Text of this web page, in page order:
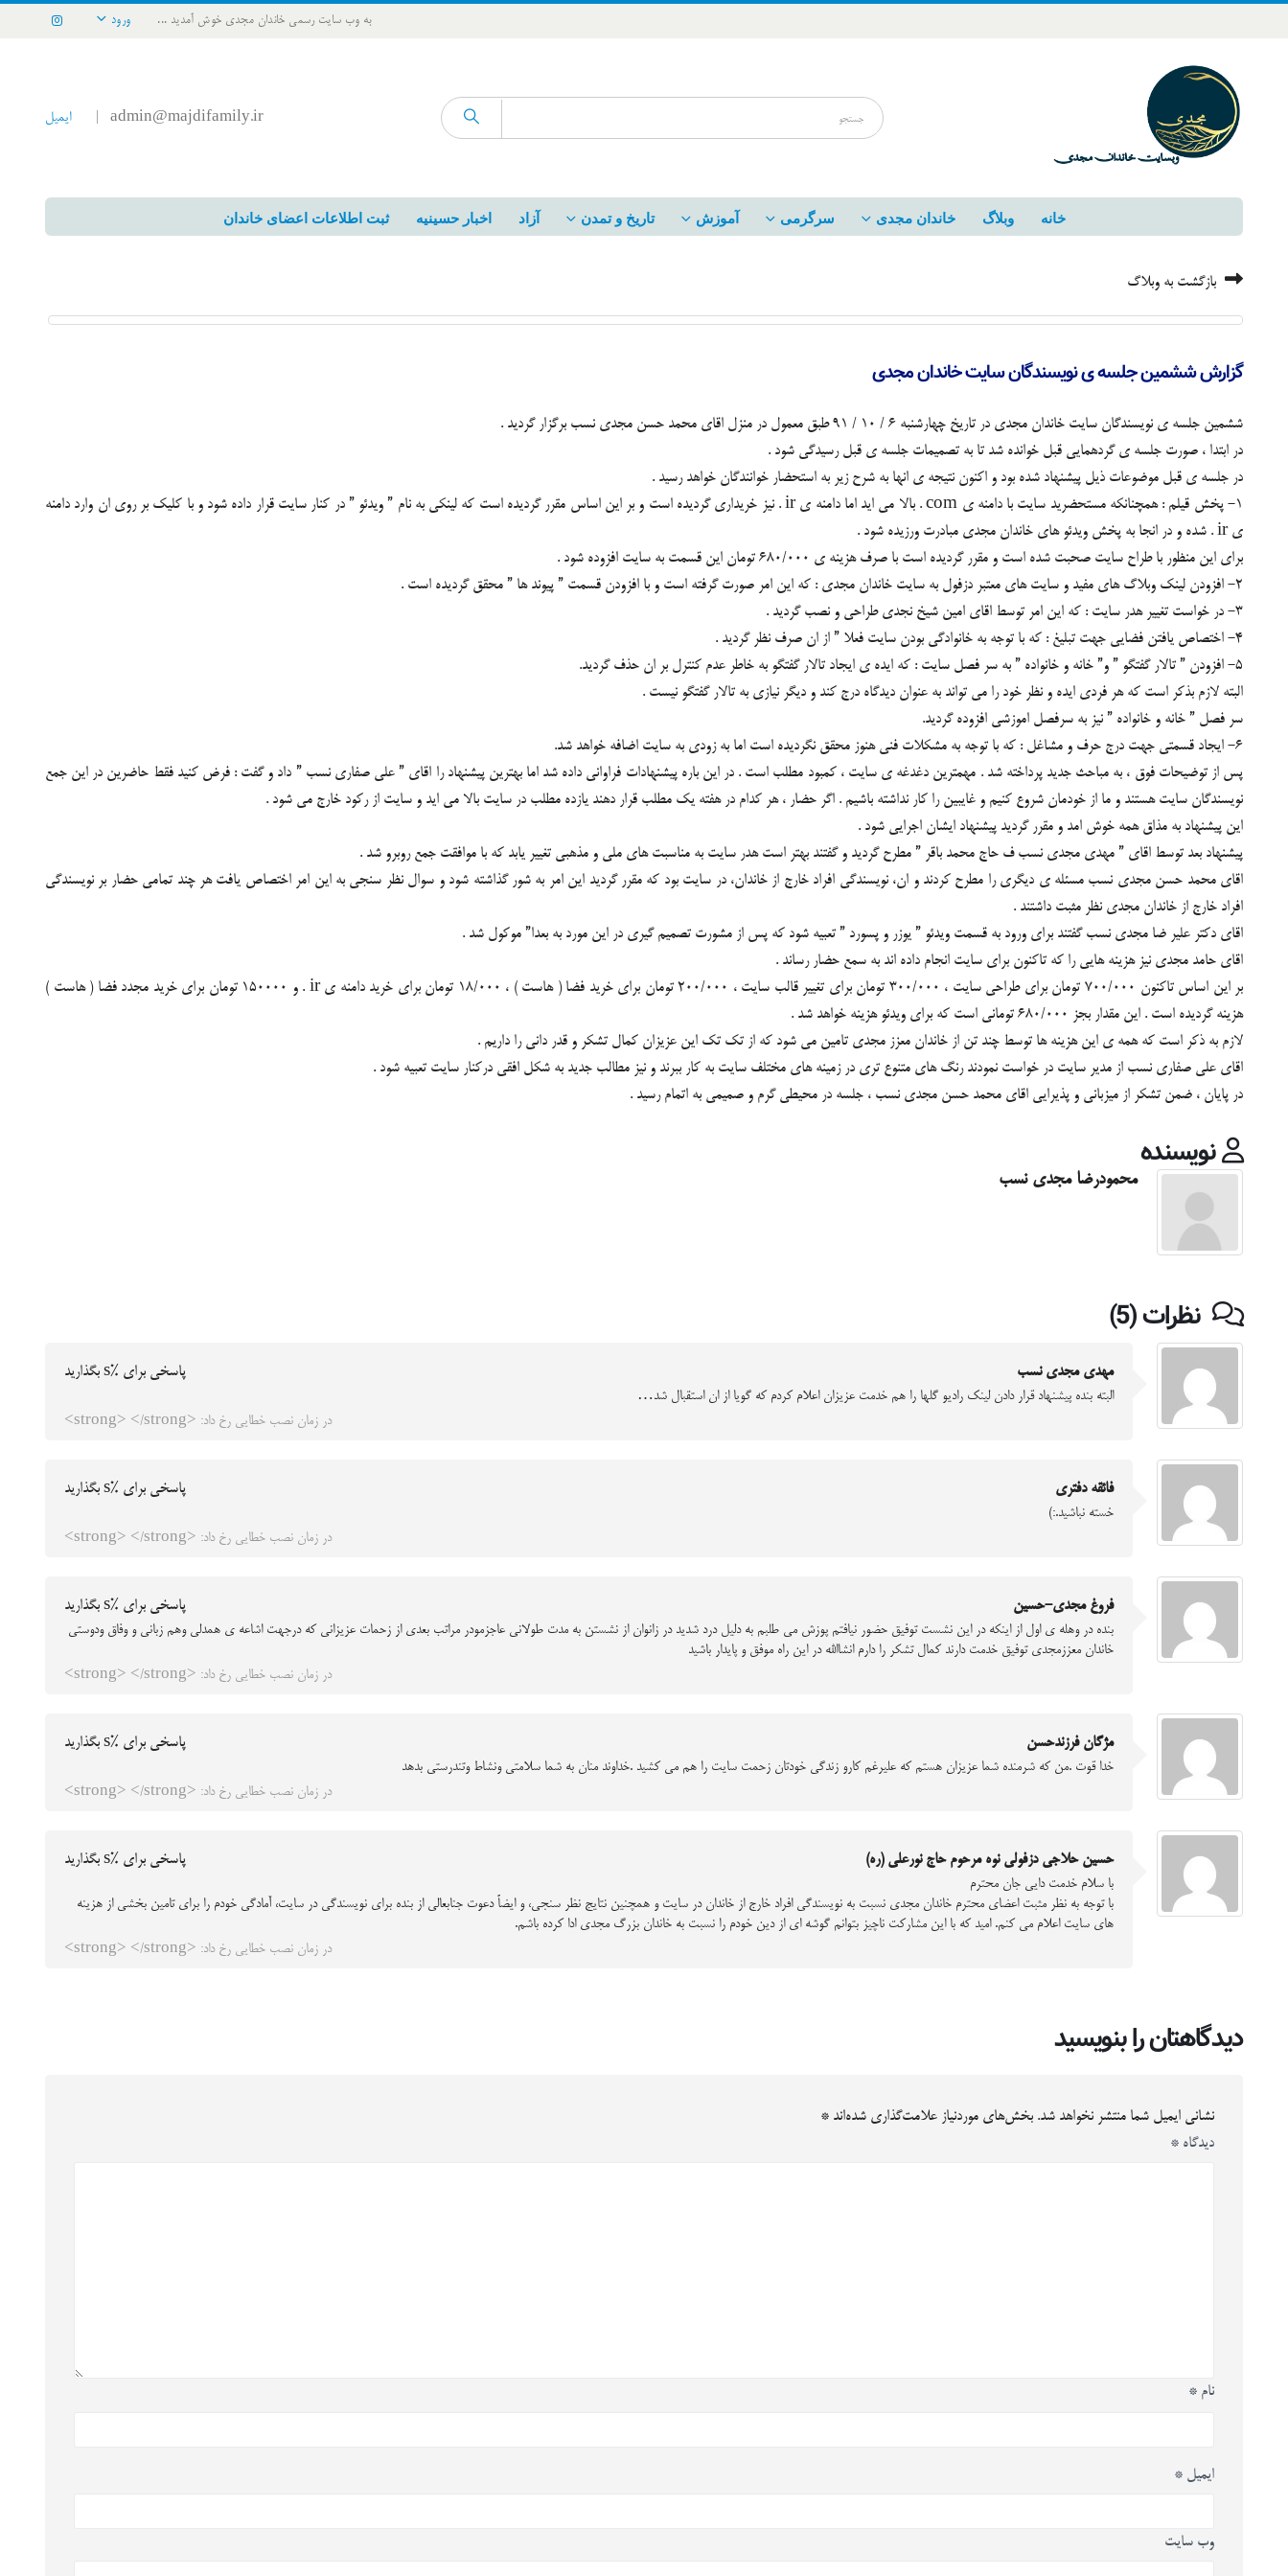
به وب سایت رسمی خاندان مجدی خوش آمدید ... ورود
admin@majdifamily.ir ایمیل
خانه وبلاگ خاندان مجدی سرگرمی آموزش تاریخ و تمدن آزاد اخبار حسینیه ثبت اطلاعات اعضای خاندان
بازگشت به وبلاگ
گزارش ششمین جلسه ی نویسندگان سایت خاندان مجدی
ششمین جلسه ی نویسندگان سایت خاندان مجدی در تاریخ چهارشنبه 6 / 10 / 91 طبق معمول در منزل اقای محمد حسن مجدی نسب برگزار گردید .
در ابتدا ، صورت جلسه ی گردهمایی قبل خوانده شد تا به تصمیمات جلسه ی قبل رسیدگی شود .
در جلسه ی قبل موضوعات ذیل پیشنهاد شده بود و اکنون نتیجه ی انها به شرح زیر به استحضار خوانندگان خواهد رسید .
1- پخش قیلم : همچنانکه مستحضرید سایت با دامنه ی com . بالا می اید اما دامنه ی ir . نیز خریداری گردیده است و بر این اساس مقرر گردیده است که لینکی به نام ” ویدئو ” در کنار سایت قرار داده شود و با کلیک بر روی ان وارد دامنه
ی ir . شده و در انجا به پخش ویدئو های خاندان مجدی مبادرت ورزیده شود .
برای این منظور با طراح سایت صحبت شده است و مقرر گردیده است با صرف هزینه ی 680/000 تومان این قسمت به سایت افزوده شود .
2- افزودن لینک وبلاگ های مفید و سایت های معتبر دزفول به سایت خاندان مجدی : که این امر صورت گرفته است و با افزودن قسمت ” پیوند ها ” محقق گردیده است .
3- در خواست تغییر هدر سایت : که این امر توسط اقای امین شیخ نجدی طراحی و نصب گردید .
4- اختصاص یافتن فضایی جهت تبلیغ : که با توجه به خانوادگی بودن سایت فعلا ” از ان صرف نظر گردید .
5- افزودن ” تالار گفتگو ” و” خانه و خانواده ” به سر فصل سایت : که ایده ی ایجاد تالار گفتگو به خاطر عدم کنترل بر ان حذف گردید.
البته لازم بذکر است که هر فردی ایده و نظر خود را می تواند به عنوان دیدگاه درج کند و دیگر نیازی به تالار گفتگو نیست .
سر فصل ” خانه و خانواده ” نیز به سرفصل اموزشی افزوده گردید.
6- ایجاد قسمتی جهت درج حرف و مشاغل : که با توجه به مشکلات فنی هنوز محقق نگردیده است اما به زودی به سایت اضافه خواهد شد.
پس از توضیحات فوق ، به مباحث جدید پرداخته شد . مهمترین دغدغه ی سایت ، کمبود مطلب است . در این باره پیشنهادات فراوانی داده شد اما بهترین پیشنهاد را اقای ” علی صفاری نسب ” داد و گفت : فرض کنید فقط حاضرین در این جمع
نویسندگان سایت هستند و ما از خودمان شروع کنیم و غایبین را کار نداشته باشیم . اگر حضار ، هر کدام در هفته یک مطلب قرار دهند یازده مطلب در سایت بالا می اید و سایت از رکود خارج می شود .
این پیشنهاد به مذاق همه خوش امد و مقرر گردید پیشنهاد ایشان اجرایی شود .
پیشنهاد بعد توسط اقای ” مهدی مجدی نسب ف حاج محمد باقر ” مطرح گردید و گفتند بهتر است هدر سایت به مناسبت های ملی و مذهبی تغییر یابد که با موافقت جمع روبرو شد .
اقای محمد حسن مجدی نسب مسئله ی دیگری را مطرح کردند و ان، نویسندگی افراد خارج از خاندان، در سایت بود که مقرر گردید این امر به شور گذاشته شود و سوال نظر سنجی به این امر اختصاص یافت هر چند تمامی حضار بر نویسندگی
افراد خارج از خاندان مجدی نظر مثبت داشتند .
اقای دکتر علیر ضا مجدی نسب گفتند برای ورود به قسمت ویدئو ” یوزر و پسورد ” تعبیه شود که پس از مشورت تصمیم گیری در این مورد به بعدا” موکول شد .
اقای حامد مجدی نیز هزینه هایی را که تاکنون برای سایت انجام داده اند به سمع حضار رساند .
بر این اساس تاکنون 700/000 تومان برای طراحی سایت ، 300/000 تومان برای تغییر قالب سایت ، 200/000 تومان برای خرید فضا ( هاست ) ، 18/000 تومان برای خرید دامنه ی ir . و 150000 تومان برای خرید مجدد فضا ( هاست )
هزینه گردیده است . این مقدار بجز 680/000 تومانی است که برای ویدئو هزینه خواهد شد .
لازم به ذکر است که همه ی این هزینه ها توسط چند تن از خاندان معزز مجدی تامین می شود که از تک تک این عزیزان کمال تشکر و قدر دانی را داریم .
اقای علی صفاری نسب از مدیر سایت در خواست نمودند رنگ های متنوع تری در زمینه های مختلف سایت به کار ببرند و نیز مطالب جدید به شکل افقی درکنار سایت تعبیه شود .
در پایان ، ضمن تشکر از میزبانی و پذیرایی اقای محمد حسن مجدی نسب ، جلسه در محیطی گرم و صمیمی به اتمام رسید .
نویسنده
محمودرضا مجدی نسب
نظرات (5)
مهدی مجدی نسب پاسخی برای %s بگذارید
البته بنده پیشنهاد قرار دادن لینک رادیو گلها را هم خدمت عزیزان اعلام کردم که گویا از ان استقبال شد…
در زمان نصب خطایی رخ داد: <strong> </strong>
فائقه دفتری پاسخی برای %s بگذارید
خسته نباشید.:)
در زمان نصب خطایی رخ داد: <strong> </strong>
فروغ مجدی-حسین پاسخی برای %s بگذارید
بنده در وهله ی اول از اینکه در این نشست توفیق حضور نیافتم پوزش می طلبم به دلیل درد شدید در زانوان از نشستن به مدت طولانی عاجزمودر مراتب بعدی از زحمات عزیزانی که درجهت اشاعه ی همدلی وهم زبانی و وفاق ودوستی
خاندان معززمجدی توفیق خدمت دارند کمال تشکر را دارم انشاالله در این راه موفق و پایدار باشید
در زمان نصب خطایی رخ داد: <strong> </strong>
مژگان فرزندحسن پاسخی برای %s بگذارید
خدا قوت .من که شرمنده شما عزیزان هستم که علیرغم کارو زندگی خودتان زحمت سایت را هم می کشید .خداوند منان به شما سلامتی ونشاط وتندرستی بدهد
در زمان نصب خطایی رخ داد: <strong> </strong>
حسین حلاجی دزفولی نوه مرحوم حاج نورعلی (ره) پاسخی برای %s بگذارید
با سلام خدمت دایی جان محترم
با توجه به نظر مثبت اعضای محترم خاندان مجدی نسبت به نویسندگی افراد خارج از خاندان در سایت و همچنین نتایج نظر سنجی، و ایضاً دعوت جنابعالی از بنده برای نویسندگی در سایت، آمادگی خودم را برای تامین بخشی از هزینه
های سایت اعلام می کنم. امید که با این مشارکت ناچیز بتوانم گوشه ای از دین خودم را نسبت به خاندان بزرگ مجدی ادا کرده باشم.
در زمان نصب خطایی رخ داد: <strong> </strong>
دیدگاهتان را بنویسید
نشانی ایمیل شما منتشر نخواهد شد. بخش‌های موردنیاز علامت‌گذاری شده‌اند *
دیدگاه *
نام *
ایمیل *
وب‌ سایت